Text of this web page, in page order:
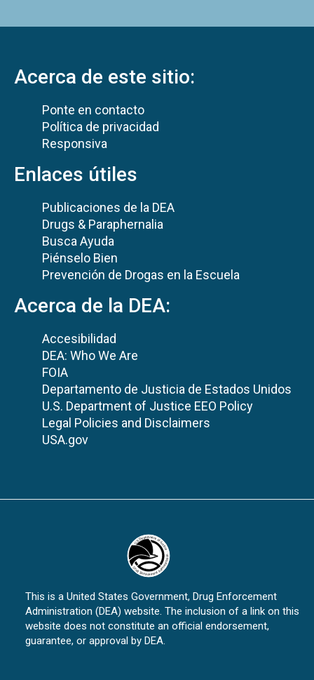
Acerca de este sitio:
Ponte en contacto
Política de privacidad
Responsiva
Enlaces útiles
Publicaciones de la DEA
Drugs & Paraphernalia
Busca Ayuda
Piénselo Bien
Prevención de Drogas en la Escuela
Acerca de la DEA:
Accesibilidad
DEA: Who We Are
FOIA
Departamento de Justicia de Estados Unidos
U.S. Department of Justice EEO Policy
Legal Policies and Disclaimers
USA.gov
This is a United States Government, Drug Enforcement
Administration (DEA) website. The inclusion of a link on this
website does not constitute an official endorsement,
guarantee, or approval by DEA.